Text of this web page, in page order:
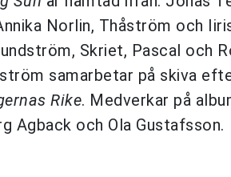
Norlin, Thåström och
Skriet, Pascal och
samarbetar på skiva
Rike. Medverkar på
Agback och Ola Gustafsson.